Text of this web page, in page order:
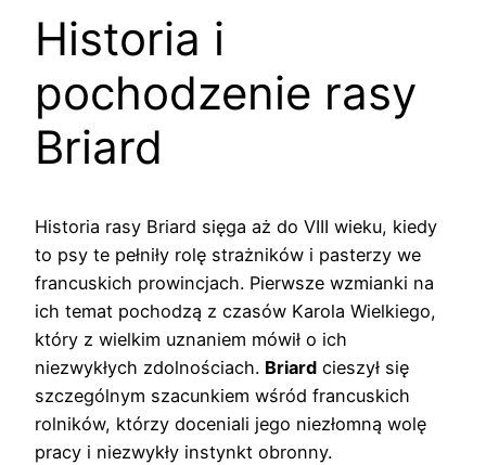
Historia i
pochodzenie rasy
Briard
Historia rasy Briard sięga aż do VIII wieku, kiedy
to psy te pełniły rolę strażników i pasterzy we
francuskich prowincjach. Pierwsze wzmianki na
ich temat pochodzą z czasów Karola Wielkiego,
który z wielkim uznaniem mówił o ich
niezwykłych zdolnościach. Briard cieszył się
szczególnym szacunkiem wśród francuskich
rolników, którzy doceniali jego niezłomną wolę
pracy i niezwykły instynkt obronny.